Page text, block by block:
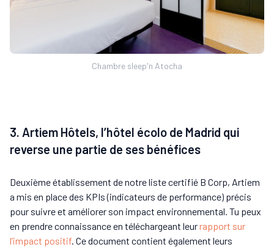
Chambre sleep'n Atocha
3. Artiem Hôtels, l’hôtel écolo de Madrid qui
reverse une partie de ses bénéfices
Deuxième établissement de notre liste certifié B Corp, Artiem
a mis en place des KPIs (indicateurs de performance) précis
pour suivre et améliorer son impact environnemental. Tu peux
en prendre connaissance en téléchargeant leurrapport sur
l’impact positif. Ce document contient également leurs